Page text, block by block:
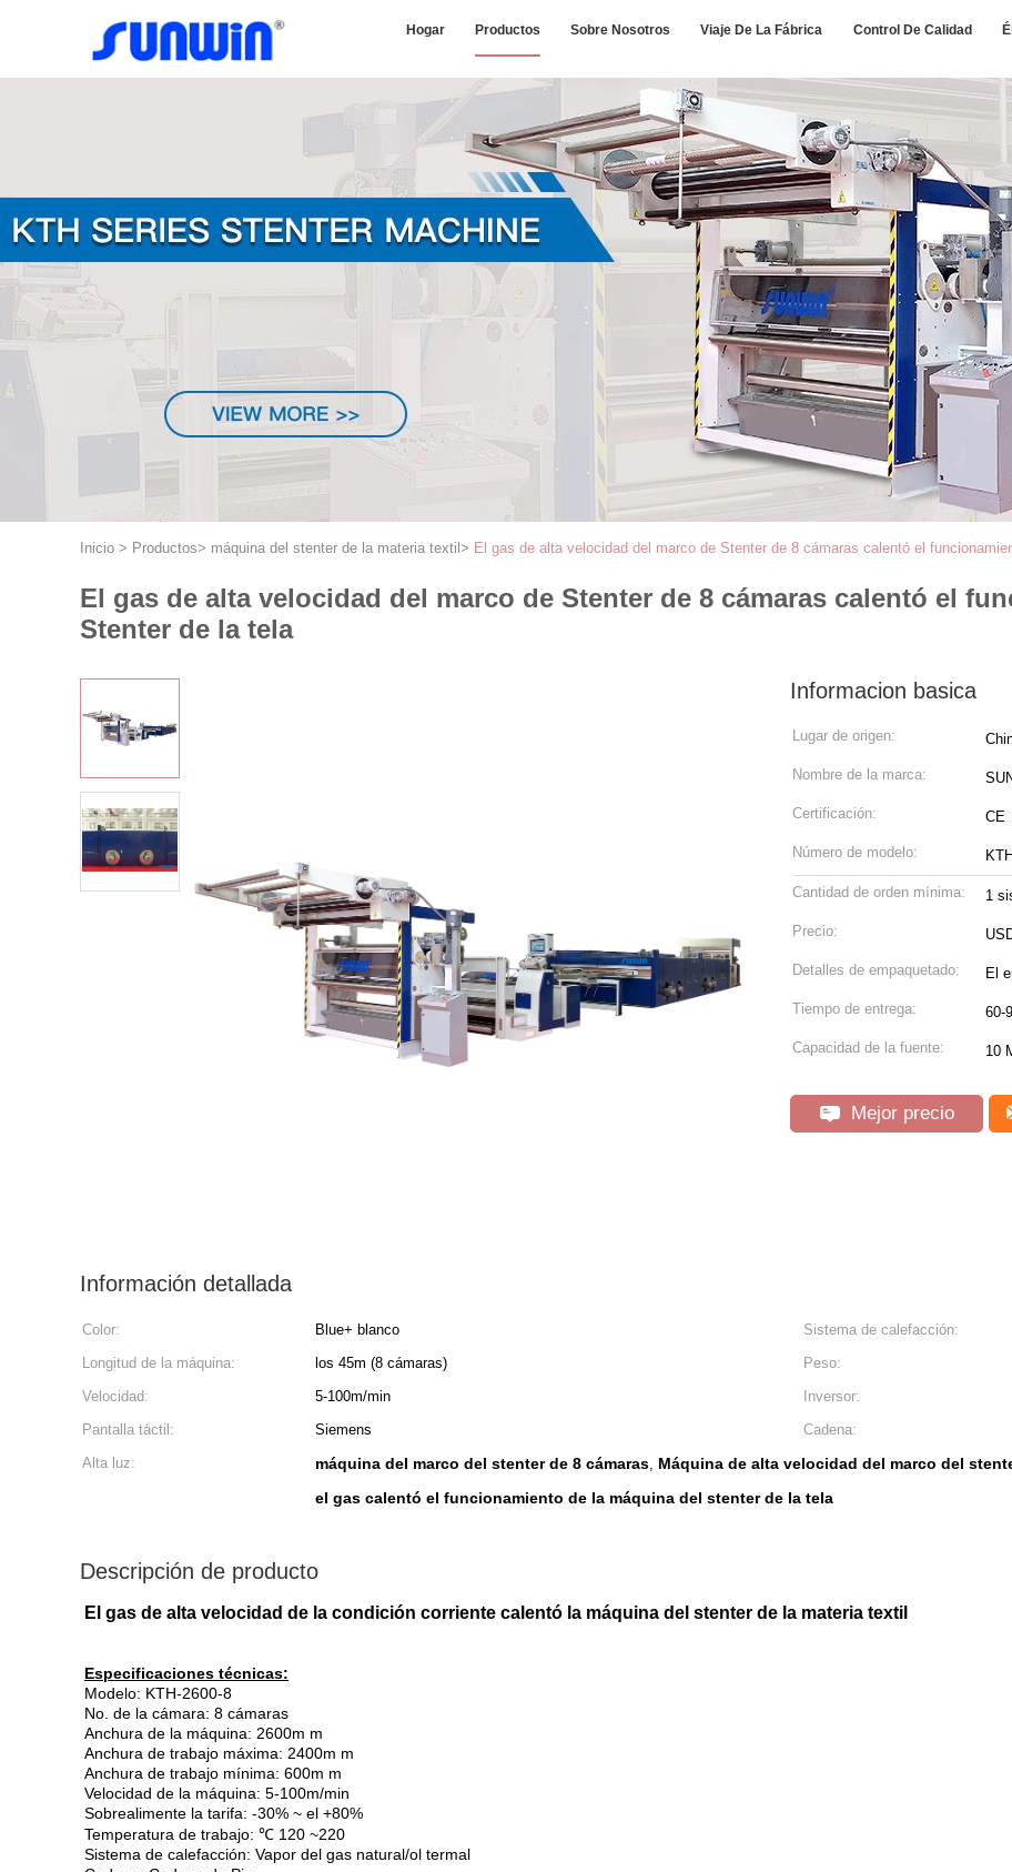
Hogar Productos Sobre Nosotros Viaje De La Fábrica Control De Calidad
Inicio > Productos> máquina del stenter de la materia textil > El gas de alta velocidad del marco de Stenter de 8 cámaras calentó el
El gas de alta velocidad del marco de Stenter de 8 cámaras calentó el
Stenter de la tela
Informacion basica
Lugar de origen:
Nombre de la marca:
Certificación: CE
Número de modelo:
Cantidad de orden mínima: 1
Precio:
Detalles de empaquetado: El
Tiempo de entrega: 60-
Capacidad de la fuente: 10
Mejor precio
Información detallada
Color: Blue+ blanco Sistema de calefacción:
Longitud de la máquina:
los 45m (8 cámaras) Peso:
Velocidad:
5-100m/min Inversor:
Pantalla táctil:
Siemens Cadena:
Alta luz:
máquina del marco del stenter de 8 cámaras, Máquina de alta velocidad del marco del
el gas calentó el funcionamiento de la máquina del stenter de la tela
Descripción de producto
El gas de alta velocidad de la condición corriente calentó la máquina del stenter de la materia textil
Especificaciones técnicas:
Modelo: KTH-2600-8
No. de la cámara: 8 cámaras
Anchura de la máquina: 2600m m
Anchura de trabajo máxima: 2400m m
Anchura de trabajo mínima: 600m m
Velocidad de la máquina: 5-100m/min
Sobrealimente la tarifa: -30% ~ el +80%
Temperatura de trabajo: ℃ 120 ~220
Sistema de calefacción: Vapor del gas natural/ol termal